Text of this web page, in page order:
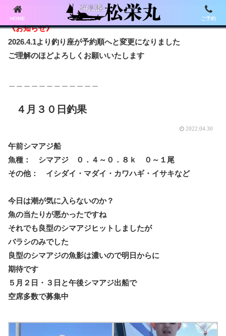
《お知らせ》
2026.4.1より釣り座が予約順へと変更になりました
ご理解のほどよろしくお願いいたします
４月３０日釣果
2022.04.30
午前シマアジ船
魚種： シマアジ ０．４～０．８ｋ ０～１尾
その他： イシダイ・マダイ・カワハギ・イサキなど
今日は潮が気に入らないのか？
魚の当たりが悪かったですね
それでも良型のシマアジヒットしましたが
バラシのみでした
良型のシマアジの魚影は濃いので明日からに
期待です
５月２日・３日と午後シマアジ出船で
空席多数で募集中
HOME ご予約